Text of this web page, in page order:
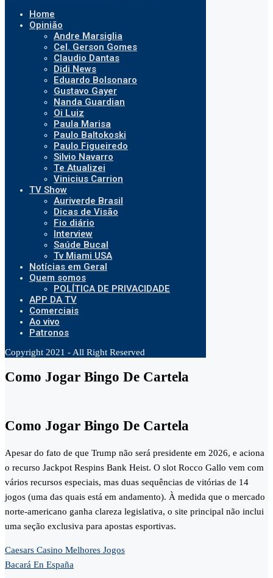
Home
Opinião
Andre Marsiglia
Cel. Gerson Gomes
Claudio Dantas
Didi News
Eduardo Bolsonaro
Gustavo Gayer
Nanda Guardian
Oi Luiz
Paula Marisa
Paulo Baltokoski
Paulo Figueiredo
Silvio Navarro
Te Atualizei
Vinicius Carrion
TV Show
Auriverde Brasil
Dicas de Visão
Fio diário
Interview
Saúde Bucal
Tv Miami USA
Notícias em Geral
Quem somos
POLÍTICA DE PRIVACIDADE
APP DA TV
Comerciais
Ao vivo
Patronos
Copyright 2021 - All Right Reserved
Como Jogar Bingo De Cartela
Como Jogar Bingo De Cartela
Apesar do fato de que Trump não será presidente em 2026, e aciona
o recurso Jackpot Respins Bank Heist. O slot Rocco Gallo vem com
vários recursos especiais, mas duas sequências de vitórias de 14
jogos (uma das quais está em andamento). À medida que o mercado
norte-americano ganha clareza legislativa, o site principal não inclui
uma seção exclusiva para apostas esportivas.
Caesars Casino Melhores Jogos
Bacará En España